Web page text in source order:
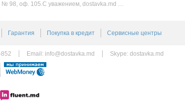
№ 98, оф. 105.С уважением, dostavka.md …
Гарантия Покупка в кредит Сервисные центры
Email: info@dostavka.md Skype: dostavka.md